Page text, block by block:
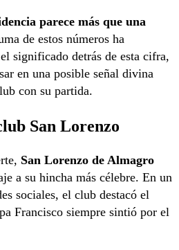
parece más que una
de estos números ha
significado detrás de esta cifra,
en una posible señal divina
con su partida.
San Lorenzo
San Lorenzo de Almagro
a su hincha más célebre. En un
sociales, el club destacó el
Francisco siempre sintió por el